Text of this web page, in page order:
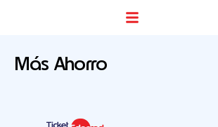
Más Ahorro